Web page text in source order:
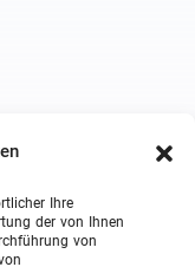
Ihre
der von Ihnen
von